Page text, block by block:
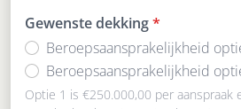
Gewenste dekking*
Beroepsaansprakelijkheid
Beroepsaansprakelijkheid
Optie 1 is €250.000,00 per aanspraak